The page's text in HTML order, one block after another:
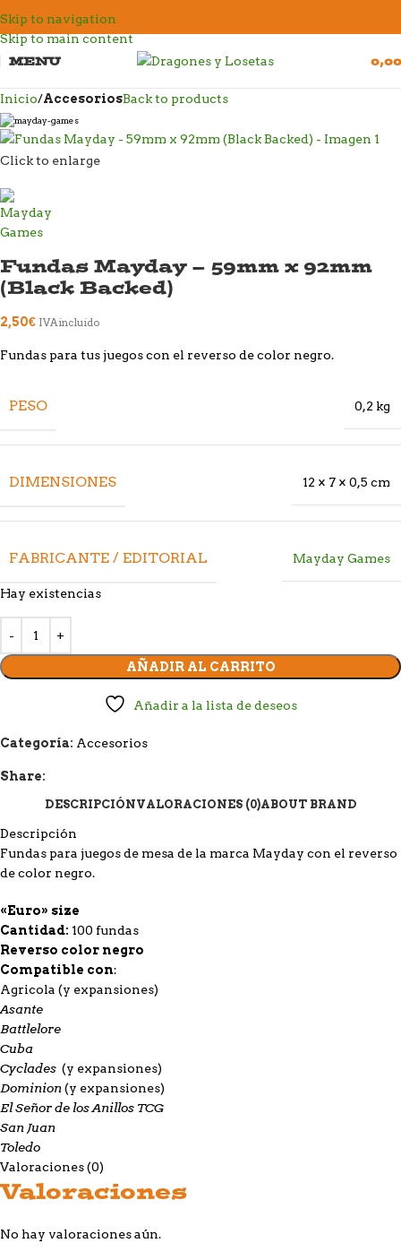
Skip to navigation
Skip to main content
MENU 0,00
Inicio AccesoriosBack to products
Click to enlarge
Fundas Mayday – 59mm x 92mm
(Black Backed)
2,50€ IVA incluido
Fundas para tus juegos con el reverso de color negro.
PESO 0,2 kg
DIMENSIONES 12 × 7 × 0,5 cm
FABRICANTE / EDITORIAL Mayday Games
Hay existencias
AÑADIR AL CARRITO
Añadir a la lista de deseos
Categoría: Accesorios
Share:
DESCRIPCIÓNVALORACIONES (0)ABOUT BRAND
Descripción
Fundas para juegos de mesa de la marca Mayday con el reverso
de color negro.
«Euro» size
Cantidad: 100 fundas
Reverso color negro
Compatible con:
Agricola (y expansiones)
Asante
Battlelore
Cuba
Cyclades (y expansiones)
Dominion(y expansiones)
El Señor de los Anillos TCG
San Juan
Toledo
Valoraciones (0)
Valoraciones
No hay valoraciones aún.